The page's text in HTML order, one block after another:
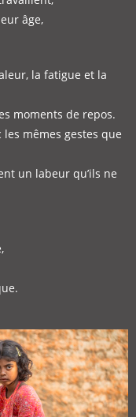
âge,
la fatigue et la
moments de repos.
mêmes gestes que
un labeur qu’ils ne